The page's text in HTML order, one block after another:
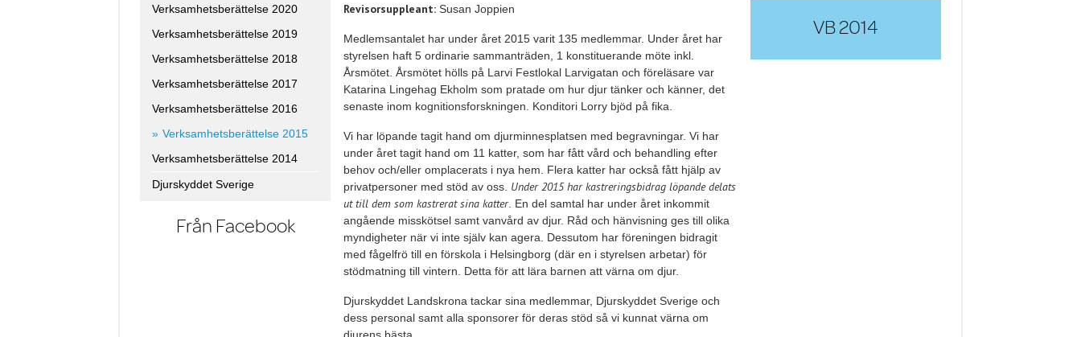
Verksamhetsberättelse 2020
Verksamhetsberättelse 2019
Verksamhetsberättelse 2018
Verksamhetsberättelse 2017
Verksamhetsberättelse 2016
Verksamhetsberättelse 2015
Verksamhetsberättelse 2014
Djurskyddet Sverige
Från Facebook
Revisorsuppleant:Susan Joppien
Medlemsantalet har under året 2015 varit 135 medlemmar. Under året har
styrelsen haft 5 ordinarie sammanträden, 1 konstituerande möte inkl.
Årsmötet. Årsmötet hölls på Larvi Festlokal Larvigatan och föreläsare var
Katarina Lingehag Ekholm som pratade om hur djur tänker och känner, det
senaste inom kognitionsforskningen. Konditori Lorry bjöd på fika.
Vi har löpande tagit hand om djurminnesplatsen med begravningar. Vi har
under året tagit hand om 11 katter, som har fått vård och behandling efter
behov och/eller omplacerats i nya hem. Flera katter har också fått hjälp av
privatpersoner med stöd av oss. Under 2015 har kastreringsbidrag löpande delats
ut till dem som kastrerat sina katter. En del samtal har under året inkommit
angående misskötsel samt vanvård av djur. Råd och hänvisning ges till olika
myndigheter när vi inte själv kan agera. Dessutom har föreningen bidragit
med fågelfrö till en förskola i Helsingborg (där en i styrelsen arbetar) för
stödmatning till vintern. Detta för att lära barnen att värna om djur.
Djurskyddet Landskrona tackar sina medlemmar, Djurskyddet Sverige och
dess personal samt alla sponsorer för deras stöd så vi kunnat värna om
djurens bästa.
VB 2014